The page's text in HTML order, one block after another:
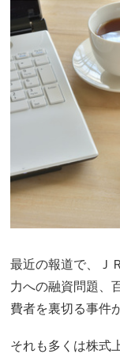
最近の報道で、Ｊ
力への融資問題、
費者を裏切る事件
それも多くは株式